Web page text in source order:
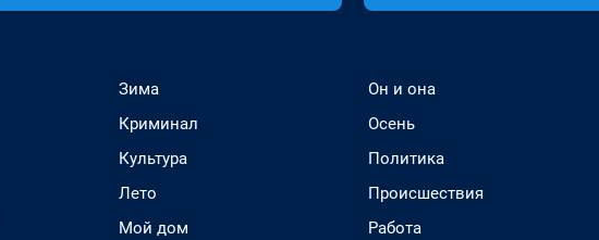
Зима
Криминал
Культура
Лето
Мой дом
Он и она
Осень
Политика
Происшествия
Работа